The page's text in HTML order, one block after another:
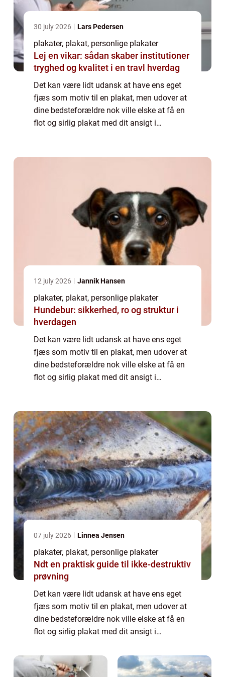
30 july 2026 Lars Pedersen
plakater, plakat, personlige plakater
Lej en vikar: sådan skaber institutioner
tryghed og kvalitet i en travl hverdag
Det kan være lidt udansk at have ens eget
fjæs som motiv til en plakat, men udover at
dine bedsteforældre nok ville elske at få en
flot og sirlig plakat med dit ansigt i
12 july 2026 Jannik Hansen
plakater, plakat, personlige plakater
Hundebur: sikkerhed, ro og struktur i
hverdagen
Det kan være lidt udansk at have ens eget
fjæs som motiv til en plakat, men udover at
dine bedsteforældre nok ville elske at få en
flot og sirlig plakat med dit ansigt i
07 july 2026 Linnea Jensen
plakater, plakat, personlige plakater
Ndt en praktisk guide til ikke-destruktiv
prøvning
Det kan være lidt udansk at have ens eget
fjæs som motiv til en plakat, men udover at
dine bedsteforældre nok ville elske at få en
flot og sirlig plakat med dit ansigt i
du kan få meget sjov ud af at lege m...